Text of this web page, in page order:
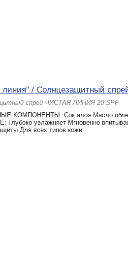
линия" / Солнцезащитный
спрей ЧИСТАЯ ЛИНИЯ 20 SPF
КОМПОНЕНТЫ: Сок алоэ Масло
Глубоко увлажняет Мгновенно
Для всех типов кожи